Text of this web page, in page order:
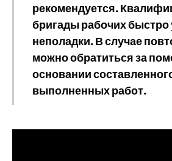
рекомендуется.
бригады рабочих быстро
неполадки. В случае
можно обратиться за
основании
выполненных работ.